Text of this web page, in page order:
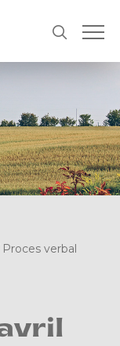
Proces verbal